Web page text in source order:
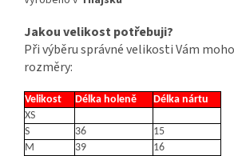
Jakou velikost potřebuji?
Při výběru správné velikosti Vám
rozměry:
Velikost Délka holeně
Délka nártu
XS
S
36
15
M
39
16